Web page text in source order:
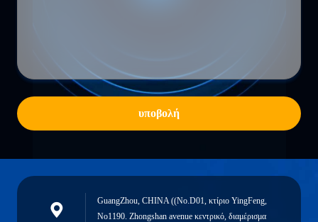
υποβολή
GuangZhou, CHINA ((No.D01, κτίριο YingFeng,
No1190. Zhongshan avenue κεντρικό, διαμέρισμα